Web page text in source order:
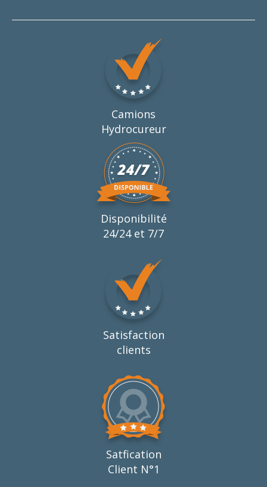
Camions
Hydrocureur
Disponibilité
24/24 et 7/7
Satisfaction
clients
Satfication
Client N°1